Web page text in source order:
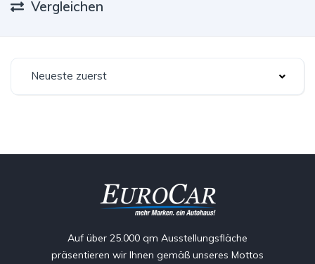
Vergleichen
Neueste zuerst
Auf über 25.000 qm Ausstellungsfläche
präsentieren wir Ihnen gemäß unseres Mottos